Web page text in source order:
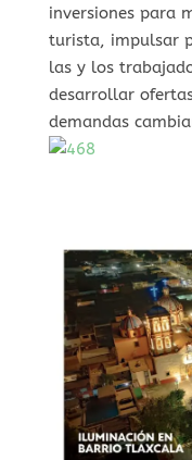
inversiones para
turista, impulsar
las y los
desarrollar
demandas